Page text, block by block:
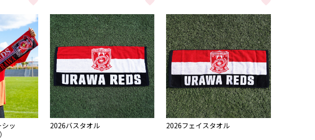
をもっと見る 2026ネックピース をもっと見る 2026スタジアムシャツ/赤 をもっと見る
ッ
2026バスタオル 2026フェイスタオル